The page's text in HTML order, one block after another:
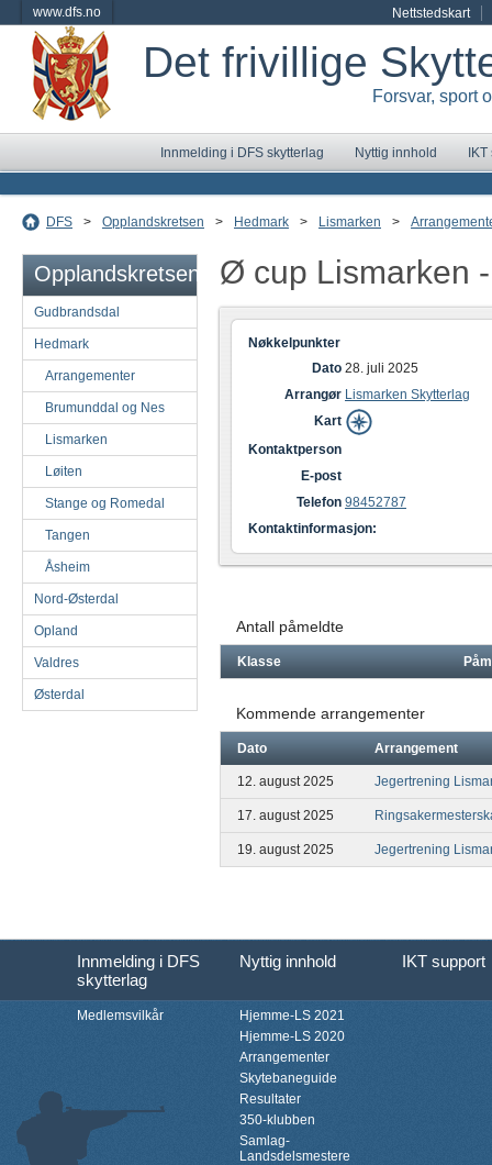
www.dfs.no Nettstedskart
Det frivillige
Forsvar, sport
Innmelding i DFS skytterlag Nyttig innhold
DFS > Opplandskretsen > Hedmark > Lismarken >
Opplandskretsen
Gudbrandsdal
Hedmark
Arrangementer
Brumunddal og Nes
Lismarken
Løiten
Stange og Romedal
Tangen
Åsheim
Nord-Østerdal
Opland
Valdres
Østerdal
Ø cup Lismarken
Nøkkelpunkter
Dato 28. juli 2025
Arrangør Lismarken Skytterlag
Kart
Kontaktperson
E-post
Telefon 98452787
Kontaktinformasjon:
Antall påmeldte
Klasse
Kommende arrangementer
Dato Arrangement
12. august 2025 Jegertrening
17. august 2025
19. august 2025 Jegertrening
Innmelding i DFS
skytterlag
Nyttig innhold IKT support
Medlemsvilkår
Hjemme-LS 2021
Hjemme-LS 2020
Arrangementer
Skytebaneguide
Resultater
350-klubben
Samlag-
Landsdelsmestere